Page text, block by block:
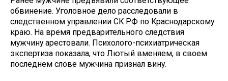
обвинение. Уголовное дело расследовали в
следственном управлении СК РФ по Краснодарскому
краю. На время предварительного следствия
мужчину арестовали. Психолого-психиатрическая
экспертиза показала, что Лютый вменяем, в своем
последнем слове мужчина признал вину.